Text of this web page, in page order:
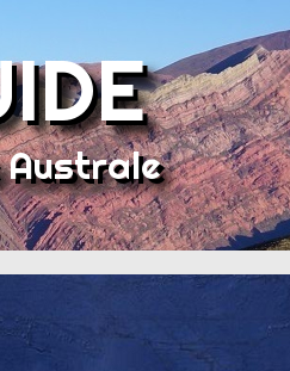
Australe